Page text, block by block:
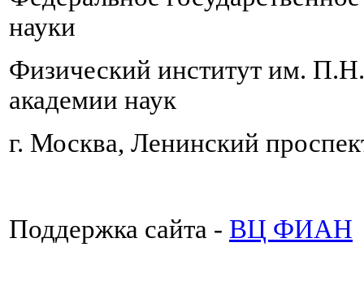
науки
Физический институт им.
академии наук
г. Москва, Ленинский
Поддержка сайта - ВЦ ФИАН